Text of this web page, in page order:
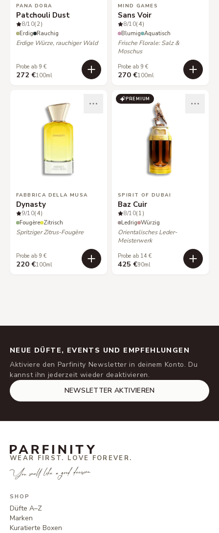
PANA DORA
Patchouli Dust
8/10(2)
Erdig Rauchig
Erdige Würze, rauchiger Wald
Probe ab 9 €
272 €100ml
MIND GAMES
Sans Voir
8/10(4)
Blumig Aquatisch
Frische Florale: Salz &
Moschus
Probe ab 9 €
270 €100ml
FABBRICA DELLA MUSA
Dynasty
9/10(4)
Fougère Zitrisch
Spritziger Zitrus-Fougère
Probe ab 9 €
220 €100ml
PREMIUM
SPIRIT OF DUBAI
Baz Cuir
8/10(1)
Ledrig Würzig
Orientalisches Leder-
Meisterwerk
Probe ab 14 €
425 €90ml
NEUE DÜFTE, EVENTS UND EMPFEHLUNGEN
Aktiviere den Parfinity Newsletter in deinem Konto. Du
kannst ihn jederzeit wieder deaktivieren.
NEWSLETTER AKTIVIEREN
WEAR FIRST. LOVE FOREVER.
You smell like a good decision.
SHOP
Düfte A–Z
Marken
Kuratierte Boxen